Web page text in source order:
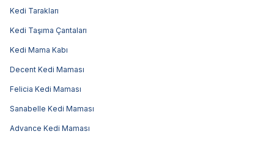
Kedi Tarakları
Kedi Taşıma Çantaları
Kedi Mama Kabı
Decent Kedi Maması
Felicia Kedi Maması
Sanabelle Kedi Maması
Advance Kedi Maması